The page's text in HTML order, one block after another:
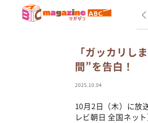
新着 インタビュー
「ガッカリし
間”を告白！
2025.10.04
10月2日（木）に放
レビ朝日 全国ネッ